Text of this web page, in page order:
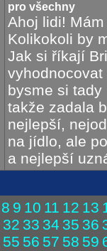
pro všechny
Ahoj lidi!
Kolikokoli by
Jak si říkají
bysme si
takže zadala
nejlepší,
na jídlo, ale
a nejlepší
8 9 10 11 12 13
32 33 34 35 36
55 56 57 58 59